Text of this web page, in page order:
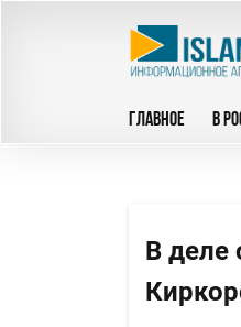
ГЛАВНОЕ В
В деле